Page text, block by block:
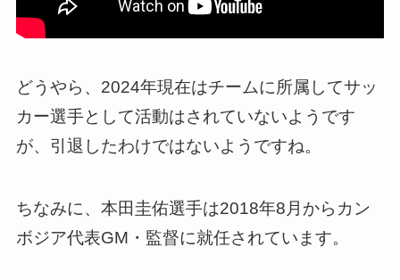
どうやら、2024年現在はチームに所属してサッ
カー選手として活動はされていないようです
が、引退したわけではないようですね。
ちなみに、本田圭佑選手は2018年8月からカン
ボジア代表GM・監督に就任されています。